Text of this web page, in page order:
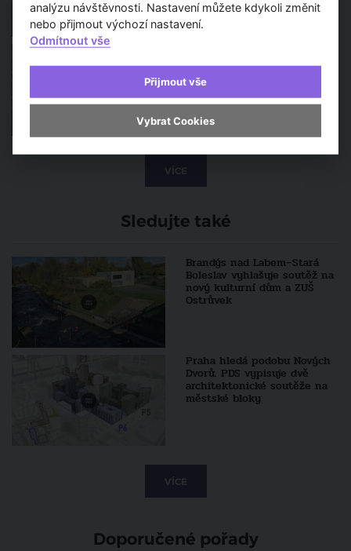
architektonická studia hlásit
do mezinárodní soutěže na
podobu plánované budovy
filharmonie
VÍCE
Sledujte také
Brandýs nad Labem–Stará
Boleslav vyhlašuje soutěž na
nový kulturní dům a ZUŠ
Ostrůvek
Praha hledá podobu Nových
Dvorů. PDS vypisuje dvě
architektonické soutěže na
městské bloky
VÍCE
Doporučené pořady
analýzu návštěvnosti. Nastavení můžete kdykoli změnit
nebo přijmout výchozí nastavení.
Odmítnout vše
Přijmout vše
Vybrat Cookies